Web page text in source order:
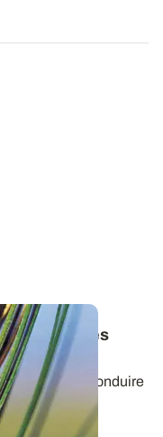
les
peuvent conduire